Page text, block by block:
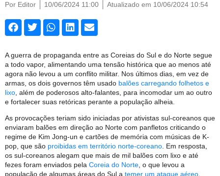
Por Editor 10/06/2024 11:00 Atualizado em 10/06/2024 10:54
A guerra de propaganda entre as Coreias do Sul e do Norte segue
a todo vapor, alimentando uma tensão histórica que ao menos até
agora não levou a um conflito militar. Nos últimos dias, em vez de
armas, os dois governos têm usado balões carregando folhetos e
lixo , além de poderosos alto-falantes, para incomodar um ao outro
e fortalecer suas retóricas perante a população alheia.
As provocações teriam sido iniciadas por ativistas sul-coreanos que
enviaram balões em direção ao Norte com panfletos criticando o
regime de Kim Jong-un e cartões de memória com músicas de K-
pop, que são proibidas em território norte-coreano. Em resposta,
os sul-coreanos alegam que mais de mil balões com lixo e até
fezes foram enviados pela Coreia do Norte, o que levou a
população de algumas áreas do Sul a temer um ataque aéreo.